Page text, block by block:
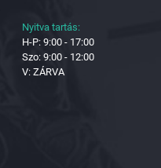
Nyitva tartás:
H-P: 9:00 - 17:00
Szo: 9:00 - 12:00
V: ZÁRVA